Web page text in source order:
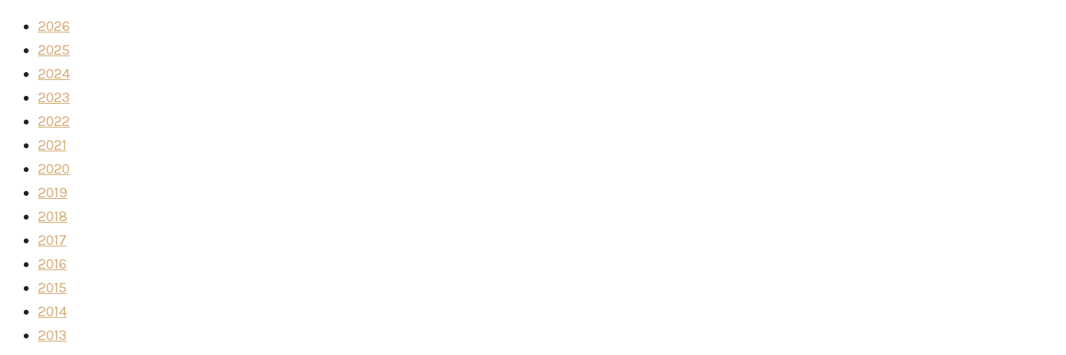
2026
2025
2024
2023
2022
2021
2020
2019
2018
2017
2016
2015
2014
2013